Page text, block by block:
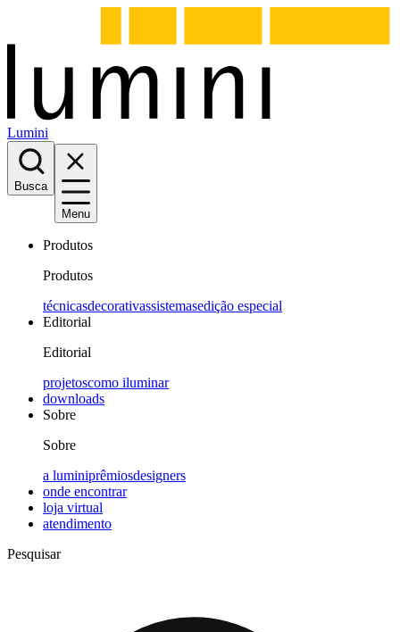
Lumini
Busca
Menu
Produtos
Produtos
técnicasdecorativassistemasedição especial
Editorial
Editorial
projetoscomo iluminar
downloads
Sobre
Sobre
a luminiprêmiosdesigners
onde encontrar
loja virtual
atendimento
Pesquisar